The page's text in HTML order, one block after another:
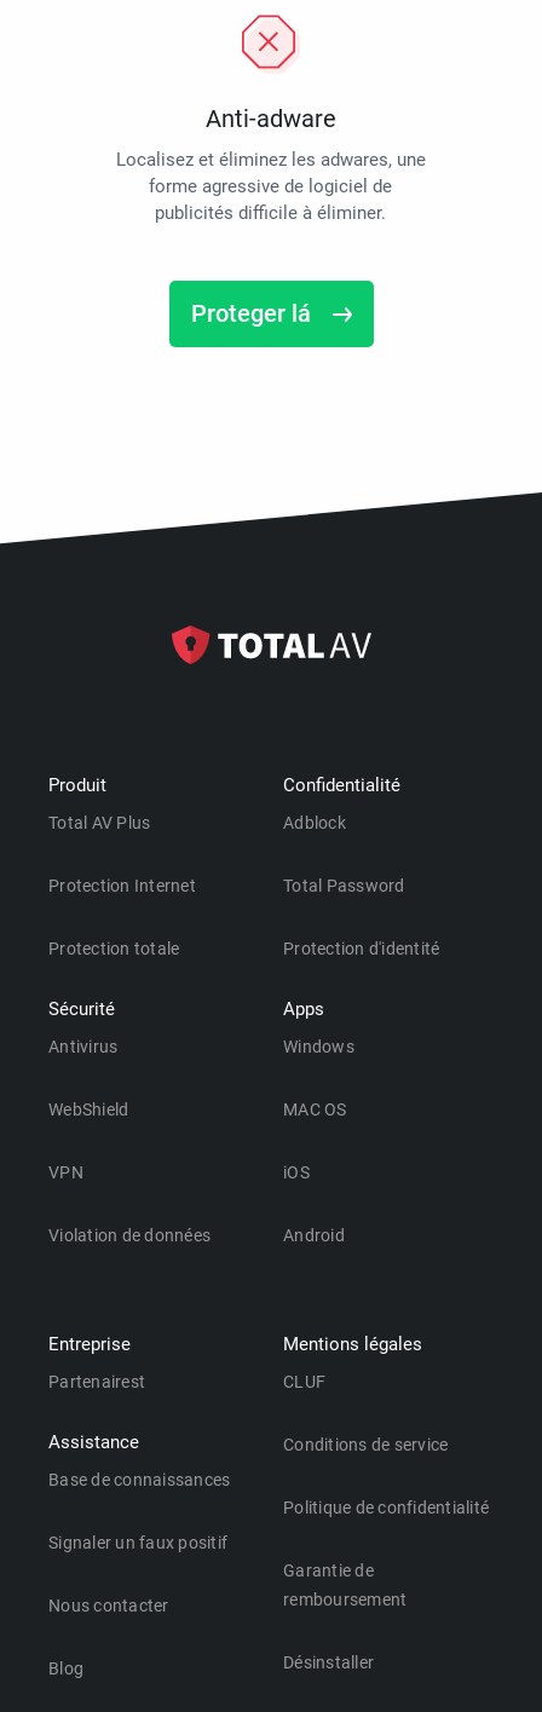
Anti-adware
Localisez et éliminez les adwares, une
forme agressive de logiciel de
publicités difficile à éliminer.
Proteger lá
Produit
Total AV Plus
Protection Internet
Protection totale
Sécurité
Antivirus
WebShield
VPN
Violation de données
Confidentialité
Adblock
Total Password
Protection d'identité
Apps
Windows
MAC OS
iOS
Android
Entreprise
Partenairest
Assistance
Base de connaissances
Signaler un faux positif
Nous contacter
Blog
Mentions légales
CLUF
Conditions de service
Politique de confidentialité
Garantie de
remboursement
Désinstaller